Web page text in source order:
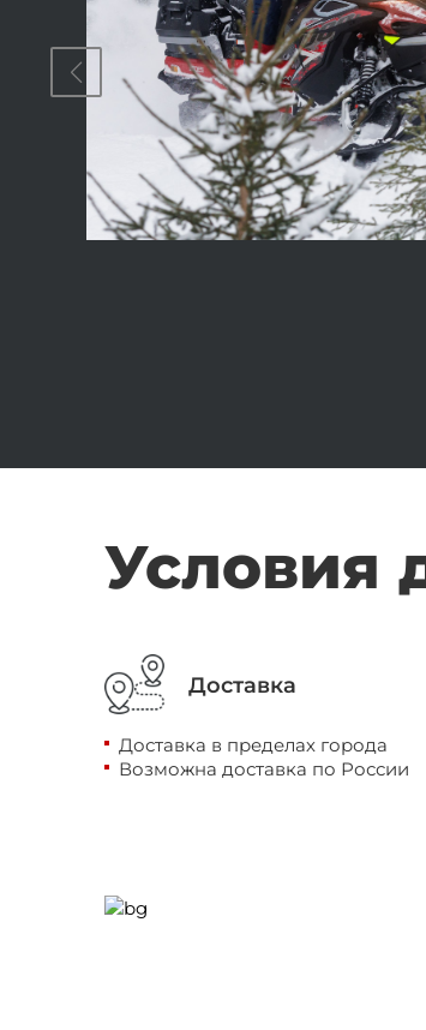
Условия
Доставка
Доставка в пределах города
Возможна доставка по России